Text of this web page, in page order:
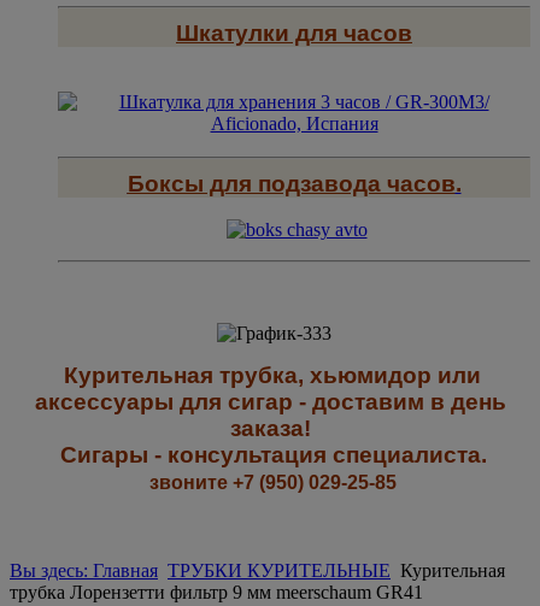
Шкатулки для часов
Боксы для подзавода часов.
Курительная трубка, хьюмидор или
аксессуары для сигар - доставим в день
заказа!
Сигары - консультация специалиста.
звоните +7 (950) 029-25-85
Вы здесь: Главная ТРУБКИ КУРИТЕЛЬНЫЕ Курительная
трубка Лорензетти фильтр 9 мм meerschaum GR41